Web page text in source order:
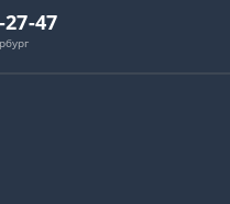
27-47